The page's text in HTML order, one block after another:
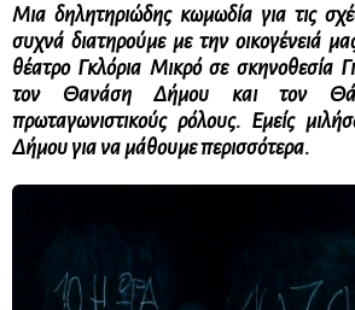
Μια δηλητηριώδης κωμωδία για τις
συχνά διατηρούμε με την οικογένειά
θέατρο Γκλόρια Μικρό σε σκηνοθεσία
τον Θανάση Δήμου και τον
πρωταγωνιστικούς ρόλους. Εμείς
Δήμου για να μάθουμε περισσότερα.